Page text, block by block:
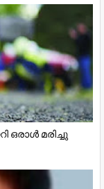
മരിച്ചു